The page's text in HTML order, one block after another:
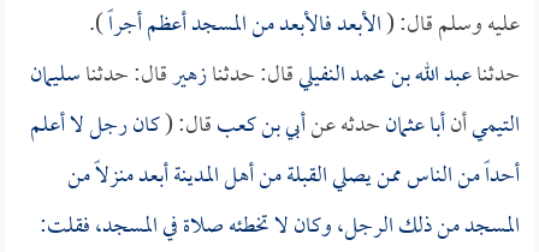
عليه وسلم قال: (الأبعد فالأبعد من المسجد أعظم أجراً).
حدثناعبد الله بن محمد النفيليقال: حدثنازهيرقال: حدثناسليمان
التيميأنأبا عثمانحدثه عنأبي بن كعبقال: (كان رجل لا أعلم
أحداً من الناس ممن يصلي القبلة من أهل المدينة أبعد منزلاً من
المسجد من ذلك الرجل، وكان لا تخطئه صلاة في المسجد، فقلت: